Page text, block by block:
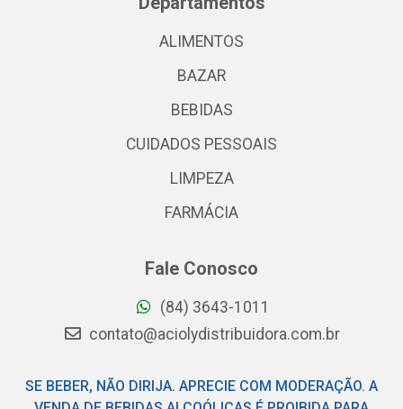
ALIMENTOS
BAZAR
BEBIDAS
CUIDADOS PESSOAIS
LIMPEZA
FARMÁCIA
Fale Conosco
(84) 3643-1011
contato@aciolydistribuidora.com.br
SE BEBER, NÃO DIRIJA. APRECIE COM MODERAÇÃO. A